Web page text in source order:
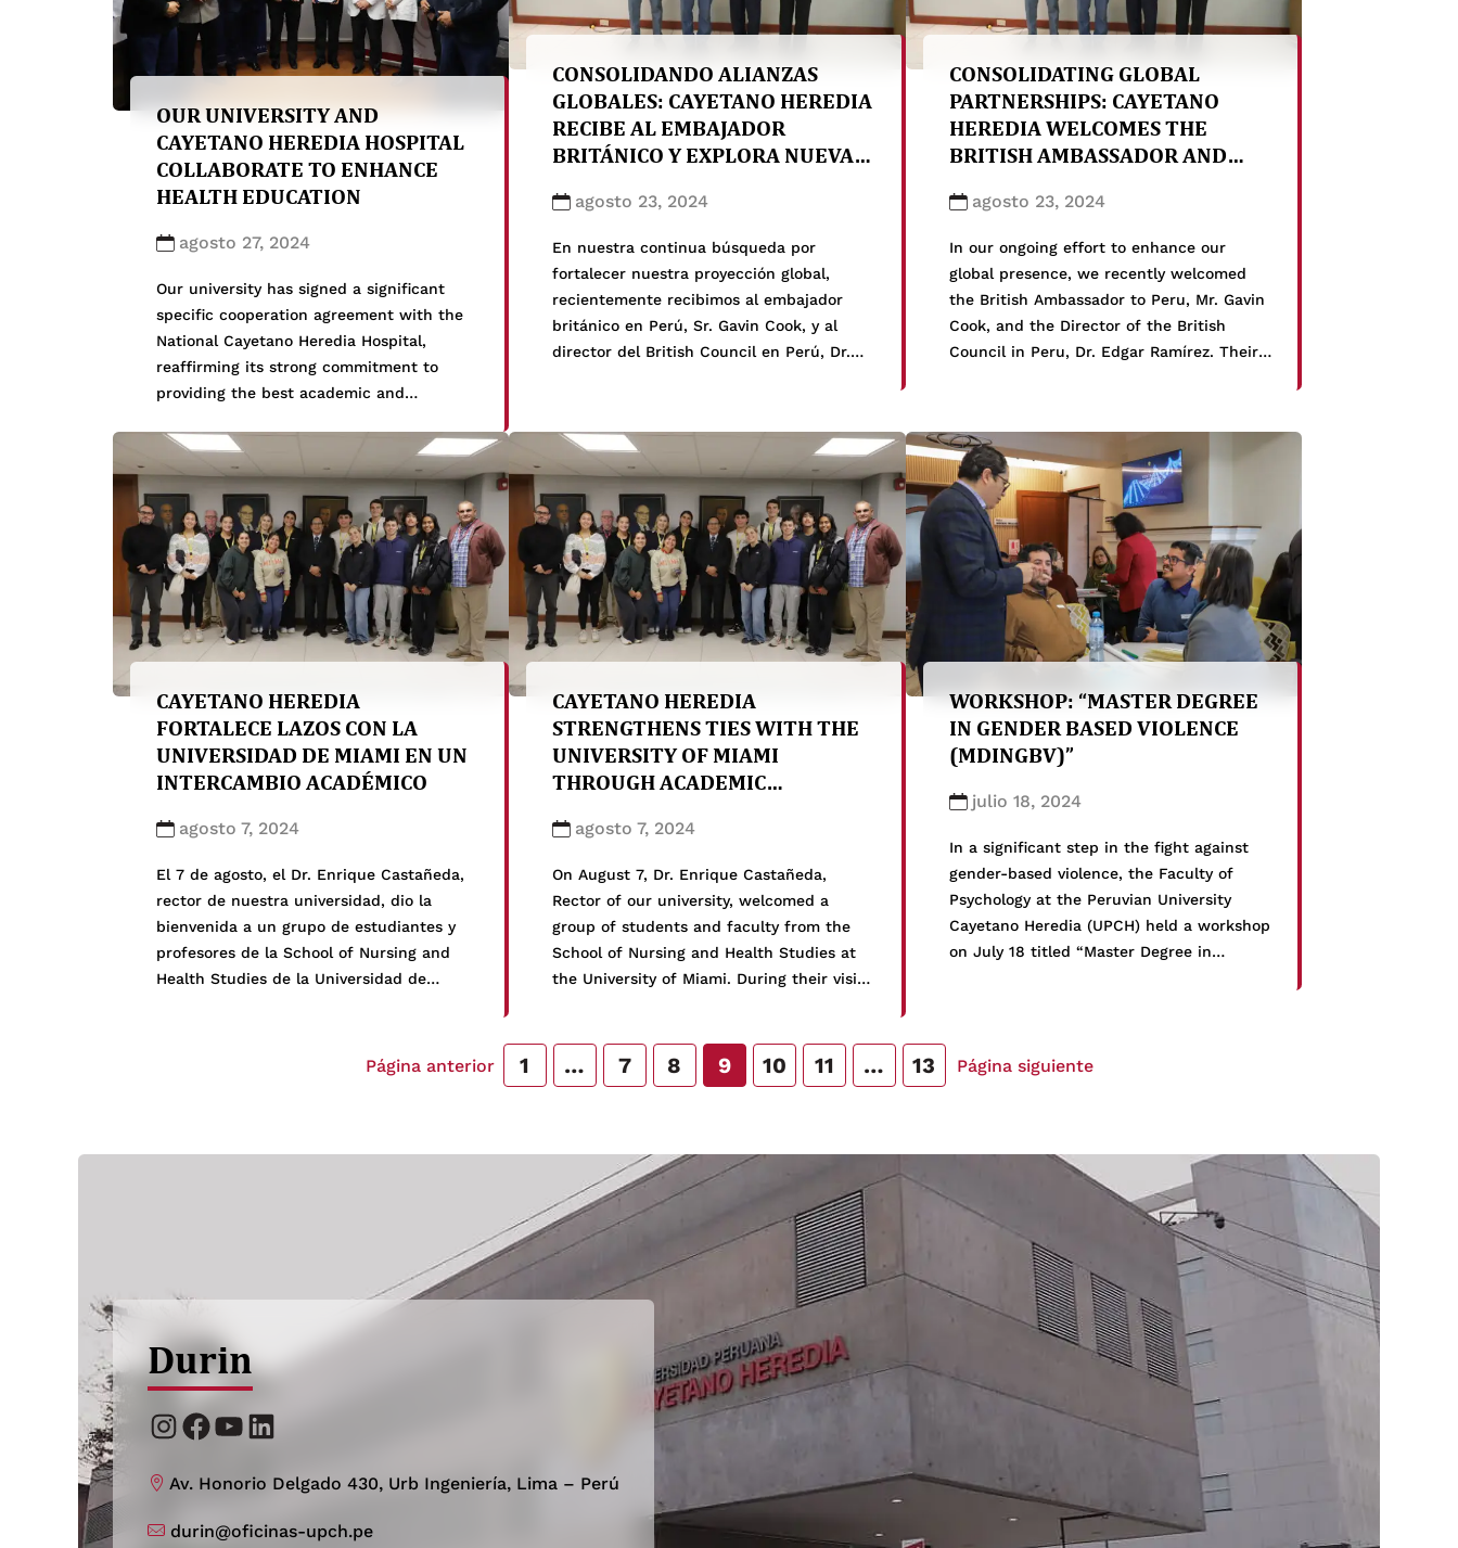
OUR UNIVERSITY AND
CAYETANO HEREDIA HOSPITAL
COLLABORATE TO ENHANCE
HEALTH EDUCATION
agosto 27, 2024
Our university has signed a significant
specific cooperation agreement with the
National Cayetano Heredia Hospital,
reaffirming its strong commitment to
providing the best academic and
for its students. This agreement, involving
the Faculties of Medicine, Dentistry, and
Nursing, aims to promote comprehensive
education through teaching-service
activities and research at one of the […]
CONSOLIDANDO ALIANZAS
GLOBALES: CAYETANO HEREDIA
RECIBE AL EMBAJADOR
BRITÁNICO Y EXPLORA NUEVAS
agosto 23, 2024
En nuestra continua búsqueda por
fortalecer nuestra proyección global,
recientemente recibimos al embajador
británico en Perú, Sr. Gavin Cook, y al
director del British Council en Perú, Dr.
subraya nuestro compromiso con la
educación de calidad y el refuerzo de
nuestras relaciones internacionales. A […]
CONSOLIDATING GLOBAL
PARTNERSHIPS: CAYETANO
HEREDIA WELCOMES THE
BRITISH AMBASSADOR AND
agosto 23, 2024
In our ongoing effort to enhance our
global presence, we recently welcomed
the British Ambassador to Peru, Mr. Gavin
Cook, and the Director of the British
Council in Peru, Dr. Edgar Ramírez. Their
quality education and the strengthening
of our international […]
CAYETANO HEREDIA
FORTALECE LAZOS CON LA
UNIVERSIDAD DE MIAMI EN UN
INTERCAMBIO ACADÉMICO
agosto 7, 2024
El 7 de agosto, el Dr. Enrique Castañeda,
rector de nuestra universidad, dio la
bienvenida a un grupo de estudiantes y
profesores de la School of Nursing and
Health Studies de la Universidad de
enriquecedora agenda de actividades
académicas y culturales, que les permitió
CAYETANO HEREDIA
STRENGTHENS TIES WITH THE
UNIVERSITY OF MIAMI
THROUGH ACADEMIC
agosto 7, 2024
On August 7, Dr. Enrique Castañeda,
Rector of our university, welcomed a
group of students and faculty from the
School of Nursing and Health Studies at
the University of Miami. During their visit
activities, which allowed them to
exchange valuable knowledge and […]
WORKSHOP: “MASTER DEGREE
IN GENDER BASED VIOLENCE
(MDINGBV)”
julio 18, 2024
In a significant step in the fight against
gender-based violence, the Faculty of
Psychology at the Peruvian University
Cayetano Heredia (UPCH) held a workshop
on July 18 titled “Master Degree in
Union, in which our university participates
Página anterior 1 … 7 8 9 10 11 … 13 Página siguiente
Durin
Instagram
Facebook
YouTube
LinkedIn
Av. Honorio Delgado 430, Urb Ingeniería, Lima – Perú
durin@oficinas-upch.pe